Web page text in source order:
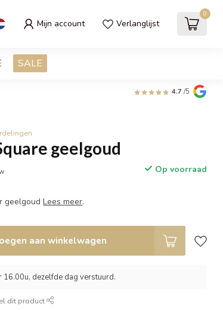
Mijn account Verlanglijst
0
SALE
4.7 /5
geelgoud
Op voorraad
geelgoudLees meer.
aan winkelwagen
dezelfde dag verstuurd.
dit product